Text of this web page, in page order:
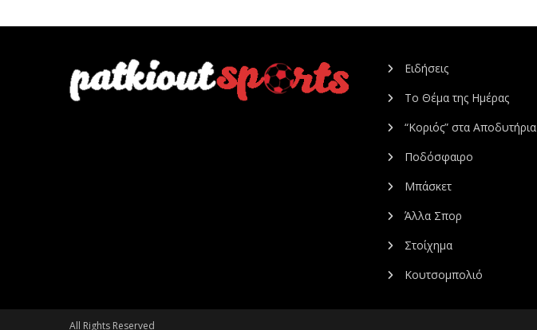
Ειδήσεις
Το Θέμα της Ημέρας
“Κοριός” στα Αποδυτήρια
Ποδόσφαιρο
Μπάσκετ
Άλλα Σπορ
Στοίχημα
Κουτσομπολιό
All Rights Reserved